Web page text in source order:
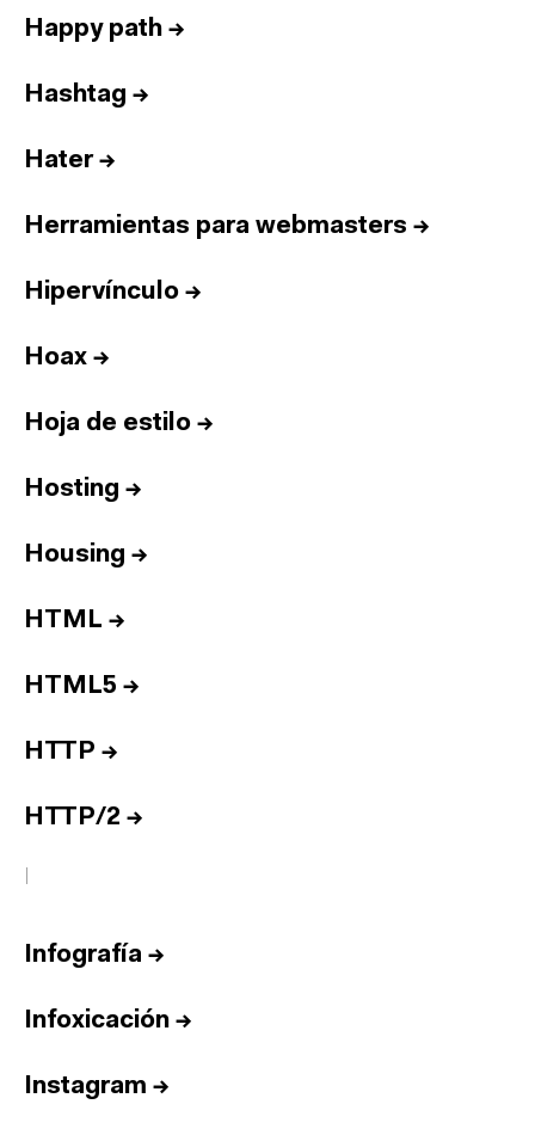
Happy path →
Hashtag →
Hater→
Herramientas para webmasters →
Hipervínculo →
Hoax →
Hoja de estilo →
Hosting →
Housing →
HTML →
HTML5 →
HTTP →
HTTP/2 →
I
Infografía →
Infoxicación →
Instagram →